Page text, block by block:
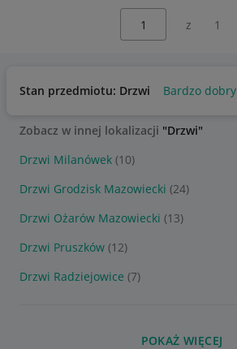
z 1
Stan przedmiotu: Drzwi Bardzo dobry
Zobacz w innej lokalizacji "Drzwi"
Drzwi Milanówek (10)
Drzwi Grodzisk Mazowiecki (24)
Drzwi Ożarów Mazowiecki (13)
Drzwi Pruszków (12)
Drzwi Radziejowice (7)
POKAŻ WIĘCEJ